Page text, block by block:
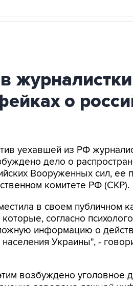
журналистки
о
уехавшей из РФ
дело о
Вооруженных сил, ее
комитете РФ (СКР).
в своем публичном
согласно
информацию о
Украины", -
возбуждено уголовное